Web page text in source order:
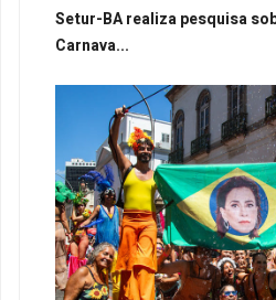
Setur-BA realiza pesquisa
Carnava...